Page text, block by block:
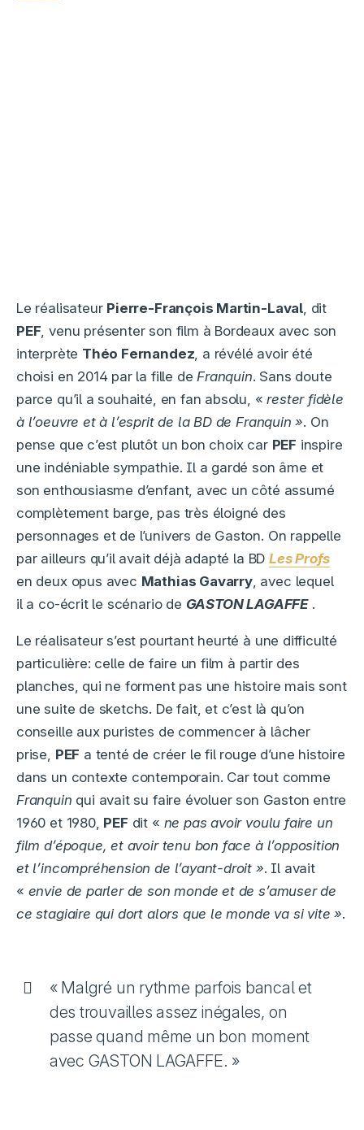
Le réalisateur Pierre-François Martin-Laval, dit
PEF , venu présenter son film à Bordeaux avec son
interprète Théo Fernandez , a révélé avoir été
choisi en 2014 par la fille de Franquin. Sans doute
parce qu’il a souhaité, en fan absolu, «resterfidèle
à l’oeuvre et à l’esprit de la BD de Franquin ». On
pense que c’est plutôt un bon choix car PEF inspire
une indéniable sympathie. Il a gardé son âme et
son enthousiasme d’enfant, avec un côté assumé
complètement barge, pas très éloigné des
personnages et de l’univers de Gaston. On rappelle
par ailleurs qu’il avait déjà adapté la BD Les Profs
en deux opus avec Mathias Gavarry, avec lequel
il a co-écrit le scénario de GASTON LAGAFFE.
Le réalisateur s’est pourtant heurté à une difficulté
particulière: celle de faire un film à partir des
planches, qui ne forment pas une histoire mais sont
une suite de sketchs. De fait, et c’est là qu’on
conseille aux puristes de commencer à lâcher
prise, PEF a tenté de créer le fil rouge d’une histoire
dans un contexte contemporain. Car tout comme
Franquin qui avait su faire évoluer son Gaston entre
1960 et 1980, PEF dit « ne pas avoir voulu faire un
film d’époque, et avoir tenu bon face à l’opposition
et l’incompréhension de l’ayant-droit ». Il avait
« envie de parler de son monde et de s’amuser de
ce stagiaire qui dort alors que le monde va si vite ».
« Malgré un rythme parfois bancal et
des trouvailles assez inégales, on
passe quand même un bon moment
avec GASTON LAGAFFE. »